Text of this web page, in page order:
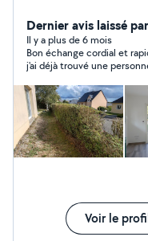
plusieurs
minutieux pour
nature souriant et
mon aide sur tous les
sol, de peinture,
est toujours de
partagé avec mon
Dernier avis laissé
Il y a plus de 6 mois
Bon échange cordial et
j'ai déjà trouvé une
Voir le